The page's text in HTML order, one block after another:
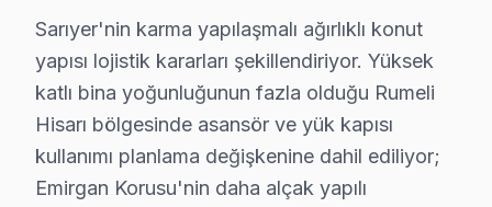
Yeniköy, sakin bir atmosfer sunarak, aileler için ideal
Zekeriyaköy'de Skyworth TV Servisi
Zekeriyaköy, genellikle büyük ailelerin yaşadığı geniş
Skyworth Tamir Maliyeti Karşılaştırması 2025
Sarıyer'nin karma yapılaşmalı ağırlıklı konut
yapısı lojistik kararları şekillendiriyor. Yüksek
katlı bina yoğunluğunun fazla olduğu Rumeli
Hisarı bölgesinde asansör ve yük kapısı
kullanımı planlama değişkenine dahil ediliyor;
Emirgan Korusu'nin daha alçak yapılı